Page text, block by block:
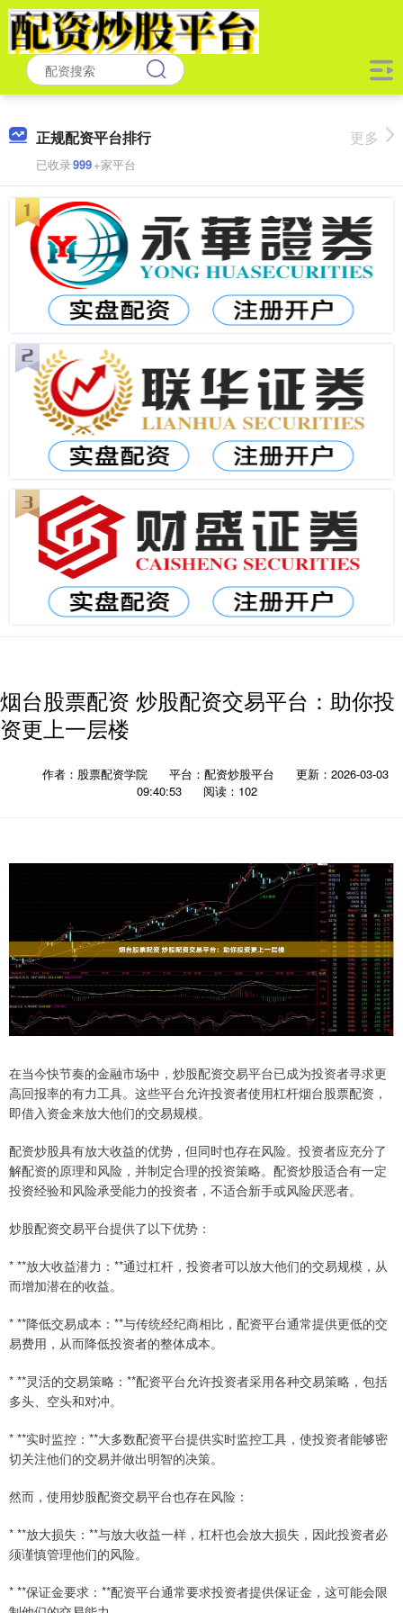
正规配资平台排行
已收录999+家平台
更多
烟台股票配资 炒股配资交易平台：助你投
资更上一层楼
作者：股票配资学院 平台：配资炒股平台
更新：2026-03-03
09:40:53
阅读：102
在当今快节奏的金融市场中，炒股配资交易平台已成为投资者寻求更
高回报率的有力工具。这些平台允许投资者使用杠杆烟台股票配资，
即借入资金来放大他们的交易规模。
配资炒股具有放大收益的优势，但同时也存在风险。投资者应充分了
解配资的原理和风险，并制定合理的投资策略。配资炒股适合有一定
投资经验和风险承受能力的投资者，不适合新手或风险厌恶者。
炒股配资交易平台提供了以下优势：
* **放大收益潜力：**通过杠杆，投资者可以放大他们的交易规模，从
而增加潜在的收益。
* **降低交易成本：**与传统经纪商相比，配资平台通常提供更低的交
易费用，从而降低投资者的整体成本。
* **灵活的交易策略：**配资平台允许投资者采用各种交易策略，包括
多头、空头和对冲。
* **实时监控：**大多数配资平台提供实时监控工具，使投资者能够密
切关注他们的交易并做出明智的决策。
然而，使用炒股配资交易平台也存在风险：
* **放大损失：**与放大收益一样，杠杆也会放大损失，因此投资者必
须谨慎管理他们的风险。
* **保证金要求：**配资平台通常要求投资者提供保证金，这可能会限